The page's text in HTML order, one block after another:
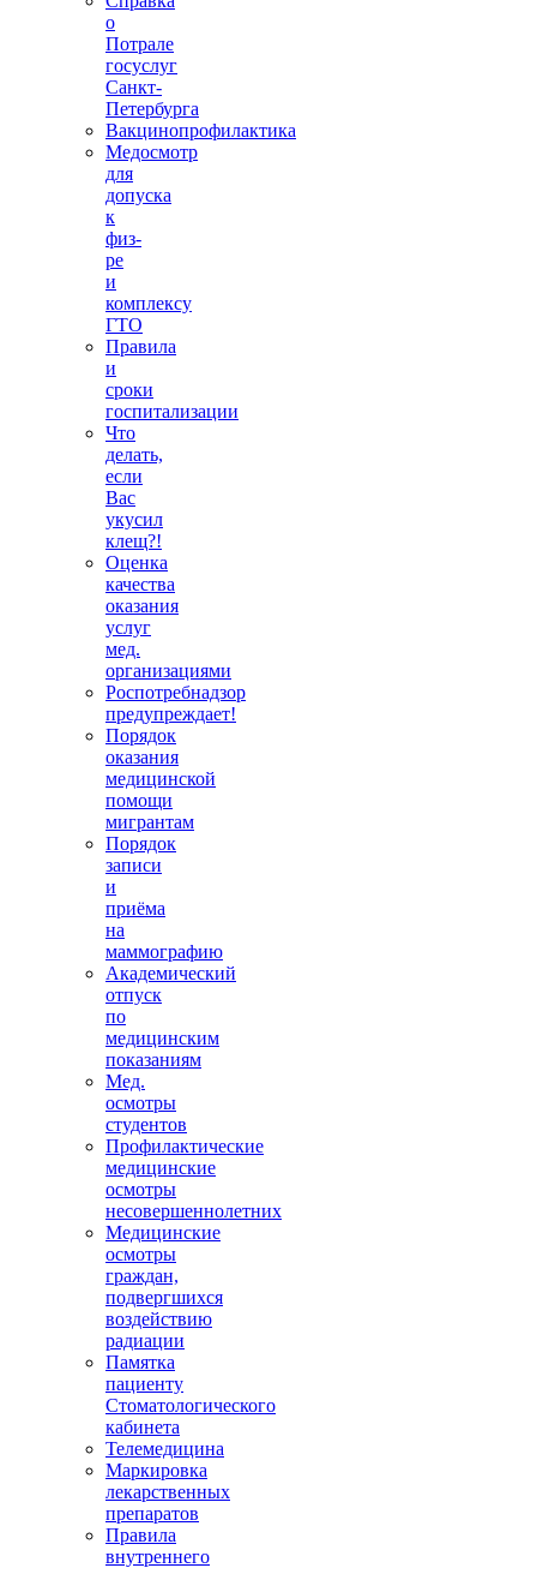
о
Потрале
госуслуг
Санкт-
Петербурга
Вакцинопрофилактика
Медосмотр
для
допуска
к
физ-
ре
и
комплексу
ГТО
Правила
и
сроки
госпитализации
Что
делать,
если
Вас
укусил
клещ?!
Оценка
качества
оказания
услуг
мед.
организациями
Роспотребнадзор
предупреждает!
Порядок
оказания
медицинской
помощи
мигрантам
Порядок
записи
и
приёма
на
маммографию
Академический
отпуск
по
медицинским
показаниям
Мед.
осмотры
студентов
Профилактические
медицинские
осмотры
несовершеннолетних
Медицинские
осмотры
граждан,
подвергшихся
воздействию
радиации
Памятка
пациенту
Стоматологического
кабинета
Телемедицина
Маркировка
лекарственных
препаратов
Правила
внутреннего